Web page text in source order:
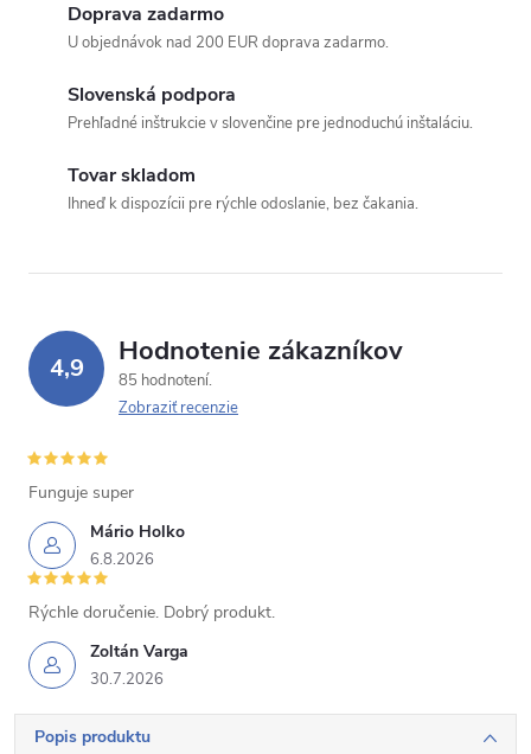
Doprava zadarmo
U objednávok nad 200 EUR doprava zadarmo.
Slovenská podpora
Prehľadné inštrukcie v slovenčine pre jednoduchú inštaláciu.
Tovar skladom
Ihneď k dispozícii pre rýchle odoslanie, bez čakania.
4,9 Hodnotenie zákazníkov
85 hodnotení
Zobraziť recenzie
Mário Holko
6.8.2026
Funguje super
Zoltán Varga
30.7.2026
Rýchle doručenie. Dobrý produkt.
Popis produktu